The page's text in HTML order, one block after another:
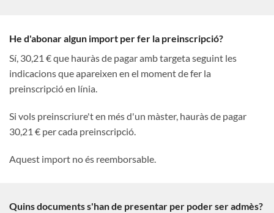
He d'abonar algun import per fer la preinscripció?
Sí, 30,21 € que hauràs de pagar amb targeta seguint les
indicacions que apareixen en el moment de fer la
preinscripció en línia.
Si vols preinscriure't en més d'un màster, hauràs de pagar
30,21 € per cada preinscripció.
Aquest import no és reemborsable.
Quins documents s'han de presentar per poder ser admès?